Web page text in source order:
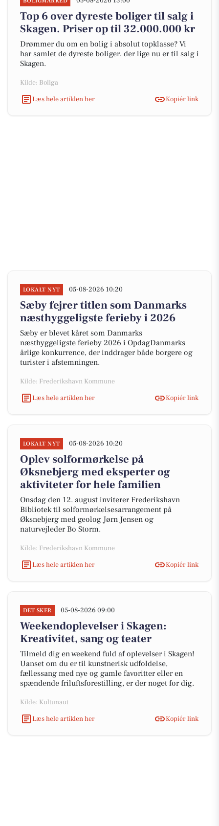
Top 6 over dyreste boliger til salg i
Skagen. Priser op til 32.000.000 kr
Drømmer du om en bolig i absolut topklasse? Vi
har samlet de dyreste boliger, der lige nu er til salg i
Skagen.
Kilde: Boliga
Læs hele artiklen her
Kopiér link
LOKALT NYT 05-08-2026 10:20
Sæby fejrer titlen som Danmarks
næsthyggeligste ferieby i 2026
Sæby er blevet kåret som Danmarks
næsthyggeligste ferieby 2026 i OpdagDanmarks
årlige konkurrence, der inddrager både borgere og
turister i afstemningen.
Kilde: Frederikshavn Kommune
Læs hele artiklen her
Kopiér link
LOKALT NYT 05-08-2026 10:20
Oplev solformørkelse på
Øksnebjerg med eksperter og
aktiviteter for hele familien
Onsdag den 12. august inviterer Frederikshavn
Bibliotek til solformørkelsesarrangement på
Øksnebjerg med geolog Jørn Jensen og
naturvejleder Bo Storm.
Kilde: Frederikshavn Kommune
Læs hele artiklen her
Kopiér link
DET SKER 05-08-2026 09:00
Weekendoplevelser i Skagen:
Kreativitet, sang og teater
Tilmeld dig en weekend fuld af oplevelser i Skagen!
Uanset om du er til kunstnerisk udfoldelse,
fællessang med nye og gamle favoritter eller en
spændende friluftsforestilling, er der noget for dig.
Kilde: Kultunaut
Læs hele artiklen her
Kopiér link